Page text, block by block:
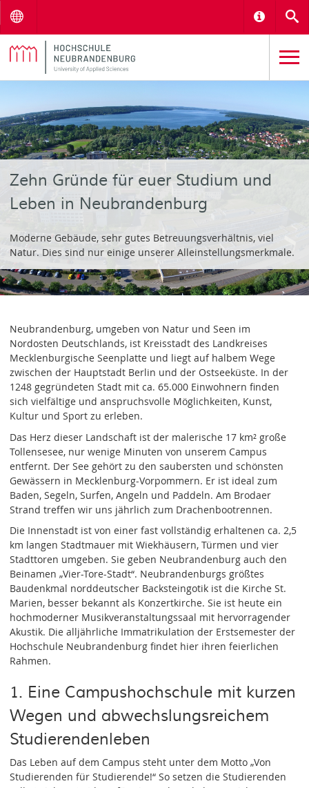
Zehn Gründe für euer Studium und
Leben in Neubrandenburg
Moderne Gebäude, sehr gutes Betreuungsverhältnis, viel
Natur. Dies sind nur einige unserer Alleinstellungsmerkmale.
Neubrandenburg, umgeben von Natur und Seen im
Nordosten Deutschlands, ist Kreisstadt des Landkreises
Mecklenburgische Seenplatte und liegt auf halbem Wege
zwischen der Hauptstadt Berlin und der Ostseeküste. In der
1248 gegründeten Stadt mit ca. 65.000 Einwohnern finden
sich vielfältige und anspruchsvolle Möglichkeiten, Kunst,
Kultur und Sport zu erleben.
Das Herz dieser Landschaft ist der malerische 17 km² große
Tollensesee, nur wenige Minuten von unserem Campus
entfernt. Der See gehört zu den saubersten und schönsten
Gewässern in Mecklenburg-Vorpommern. Er ist ideal zum
Baden, Segeln, Surfen, Angeln und Paddeln. Am Brodaer
Strand treffen wir uns jährlich zum Drachenbootrennen.
Die Innenstadt ist von einer fast vollständig erhaltenen ca. 2,5
km langen Stadtmauer mit Wiekhäusern, Türmen und vier
Stadttoren umgeben. Sie geben Neubrandenburg auch den
Beinamen „Vier-Tore-Stadt“. Neubrandenburgs größtes
Baudenkmal norddeutscher Backsteingotik ist die Kirche St.
Marien, besser bekannt als Konzertkirche. Sie ist heute ein
hochmoderner Musikveranstaltungssaal mit hervorragender
Akustik. Die alljährliche Immatrikulation der Erstsemester der
Hochschule Neubrandenburg findet hier ihren feierlichen
Rahmen.
1. Eine Campushochschule mit kurzen
Wegen und abwechslungsreichem
Studierendenleben
Das Leben auf dem Campus steht unter dem Motto „Von
Studierenden für Studierende!“ So setzen die Studierenden